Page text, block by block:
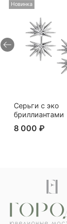
Новинка
Серьги с эко
бриллиантами
8 000 ₽